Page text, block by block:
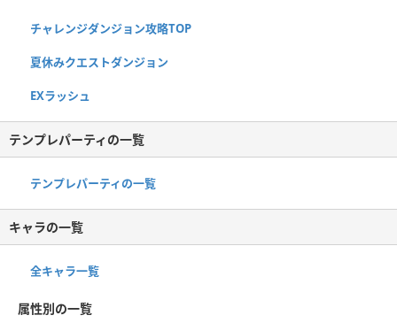
チャレンジダンジョン攻略TOP
夏休みクエストダンジョン
EXラッシュ
テンプレパーティの一覧
テンプレパーティの一覧
キャラの一覧
全キャラ一覧
属性別の一覧